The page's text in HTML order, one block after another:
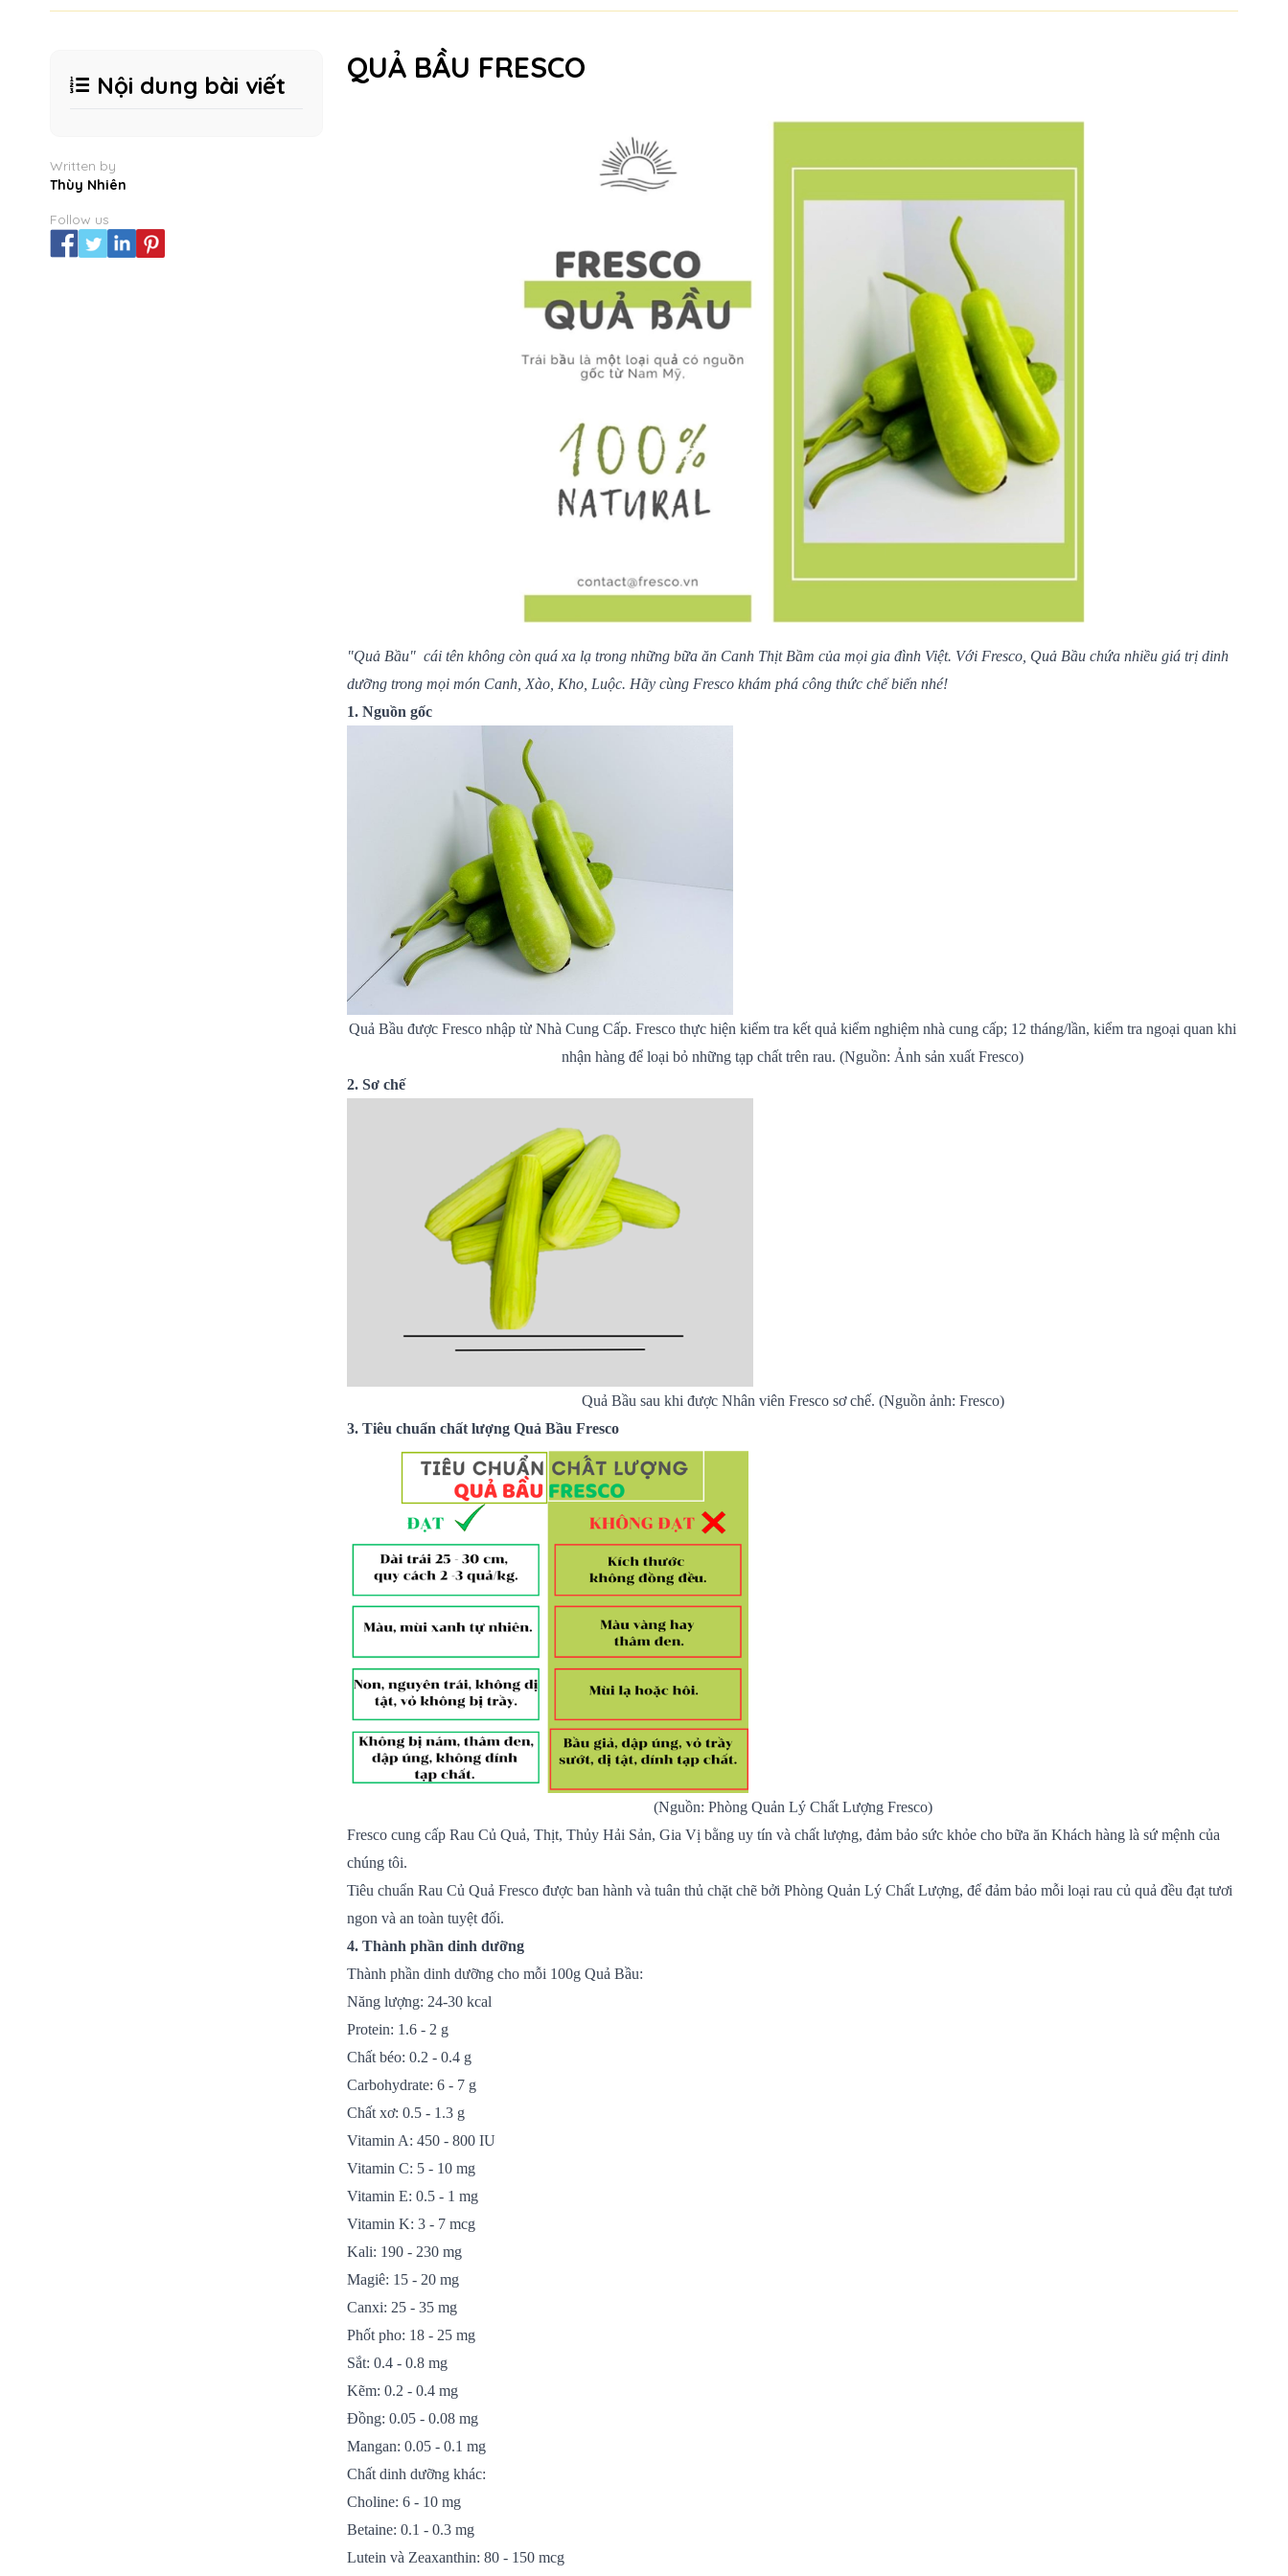
Nội dung bài viết
Written by
Thùy Nhiên
Follow us
QUẢ BẦU FRESCO
"Quả Bầu" cái tên không còn quá xa lạ trong những bữa ăn Canh Thịt Bầm của mọi gia đình Việt. Với Fresco, Quả Bầu chứa nhiều giá trị dinh
dưỡng trong mọi món Canh, Xào, Kho, Luộc. Hãy cùng Fresco khám phá công thức chế biến nhé!
1. Nguồn gốc
Quả Bầu được Fresco nhập từ Nhà Cung Cấp. Fresco thực hiện kiểm tra kết quả kiểm nghiệm nhà cung cấp; 12 tháng/lần, kiểm tra ngoại quan khi
nhận hàng để loại bỏ những tạp chất trên rau. (Nguồn: Ảnh sản xuất Fresco)
2. Sơ chế
Quả Bầu sau khi được Nhân viên Fresco sơ chế. (Nguồn ảnh: Fresco)
3. Tiêu chuẩn chất lượng Quả Bầu Fresco
(Nguồn: Phòng Quản Lý Chất Lượng Fresco)
Fresco cung cấp Rau Củ Quả, Thịt, Thủy Hải Sản, Gia Vị bằng uy tín và chất lượng, đảm bảo sức khỏe cho bữa ăn Khách hàng là sứ mệnh của
chúng tôi.
Tiêu chuẩn Rau Củ Quả Fresco được ban hành và tuân thủ chặt chẽ bởi Phòng Quản Lý Chất Lượng, để đảm bảo mỗi loại rau củ quả đều đạt tươi
ngon và an toàn tuyệt đối.
4. Thành phần dinh dưỡng
Thành phần dinh dưỡng cho mỗi 100g Quả Bầu:
Năng lượng: 24-30 kcal
Protein: 1.6 - 2 g
Chất béo: 0.2 - 0.4 g
Carbohydrate: 6 - 7 g
Chất xơ: 0.5 - 1.3 g
Vitamin A: 450 - 800 IU
Vitamin C: 5 - 10 mg
Vitamin E: 0.5 - 1 mg
Vitamin K: 3 - 7 mcg
Kali: 190 - 230 mg
Magiê: 15 - 20 mg
Canxi: 25 - 35 mg
Phốt pho: 18 - 25 mg
Sắt: 0.4 - 0.8 mg
Kẽm: 0.2 - 0.4 mg
Đồng: 0.05 - 0.08 mg
Mangan: 0.05 - 0.1 mg
Chất dinh dưỡng khác:
Choline: 6 - 10 mg
Betaine: 0.1 - 0.3 mg
Lutein và Zeaxanthin: 80 - 150 mcg